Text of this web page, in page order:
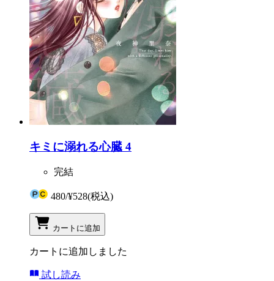
キミに溺れる心臓 4
完結
480/¥528(税込)
カートに追加
カートに追加しました
試し読み